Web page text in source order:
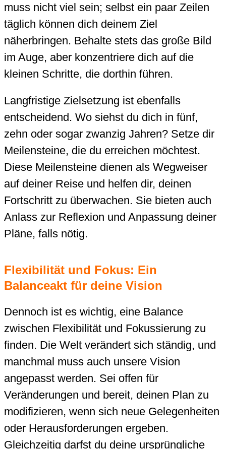
muss nicht viel sein; selbst ein paar Zeilen
täglich können dich deinem Ziel
näherbringen. Behalte stets das große Bild
im Auge, aber konzentriere dich auf die
kleinen Schritte, die dorthin führen.
Langfristige Zielsetzung ist ebenfalls
entscheidend. Wo siehst du dich in fünf,
zehn oder sogar zwanzig Jahren? Setze dir
Meilensteine, die du erreichen möchtest.
Diese Meilensteine dienen als Wegweiser
auf deiner Reise und helfen dir, deinen
Fortschritt zu überwachen. Sie bieten auch
Anlass zur Reflexion und Anpassung deiner
Pläne, falls nötig.
Flexibilität und Fokus: Ein
Balanceakt für deine Vision
Dennoch ist es wichtig, eine Balance
zwischen Flexibilität und Fokussierung zu
finden. Die Welt verändert sich ständig, und
manchmal muss auch unsere Vision
angepasst werden. Sei offen für
Veränderungen und bereit, deinen Plan zu
modifizieren, wenn sich neue Gelegenheiten
oder Herausforderungen ergeben.
Gleichzeitig darfst du deine ursprüngliche